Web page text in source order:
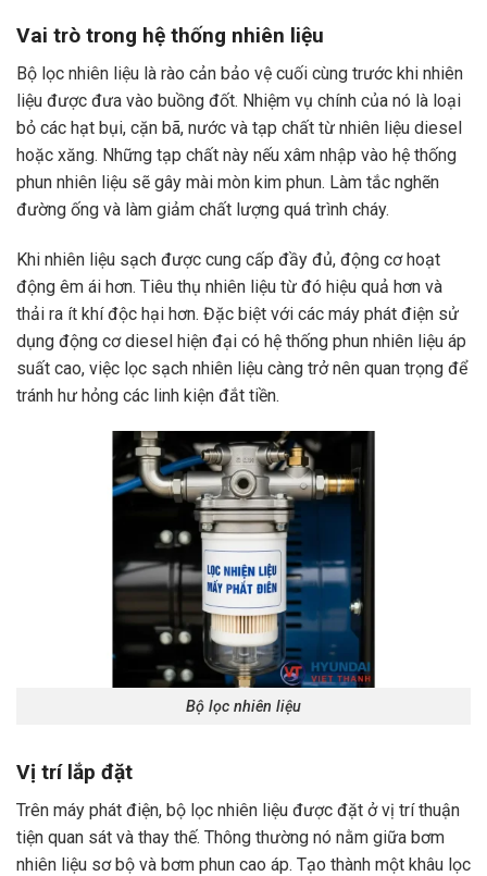
Vai trò trong hệ thống nhiên liệu
Bộ lọc nhiên liệu là rào cản bảo vệ cuối cùng trước khi nhiên
liệu được đưa vào buồng đốt. Nhiệm vụ chính của nó là loại
bỏ các hạt bụi, cặn bã, nước và tạp chất từ nhiên liệu diesel
hoặc xăng. Những tạp chất này nếu xâm nhập vào hệ thống
phun nhiên liệu sẽ gây mài mòn kim phun. Làm tắc nghẽn
đường ống và làm giảm chất lượng quá trình cháy.
Khi nhiên liệu sạch được cung cấp đầy đủ, động cơ hoạt
động êm ái hơn. Tiêu thụ nhiên liệu từ đó hiệu quả hơn và
thải ra ít khí độc hại hơn. Đặc biệt với các máy phát điện sử
dụng động cơ diesel hiện đại có hệ thống phun nhiên liệu áp
suất cao, việc lọc sạch nhiên liệu càng trở nên quan trọng để
tránh hư hỏng các linh kiện đắt tiền.
Bộ lọc nhiên liệu
Vị trí lắp đặt
Trên máy phát điện, bộ lọc nhiên liệu được đặt ở vị trí thuận
tiện quan sát và thay thế. Thông thường nó nằm giữa bơm
nhiên liệu sơ bộ và bơm phun cao áp. Tạo thành một khâu lọc